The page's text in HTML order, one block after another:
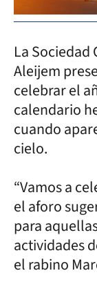
La
Aleijem
celebrar el
calendario
cuando
cielo.
“Vamos a
el aforo
para
actividades
el rabino